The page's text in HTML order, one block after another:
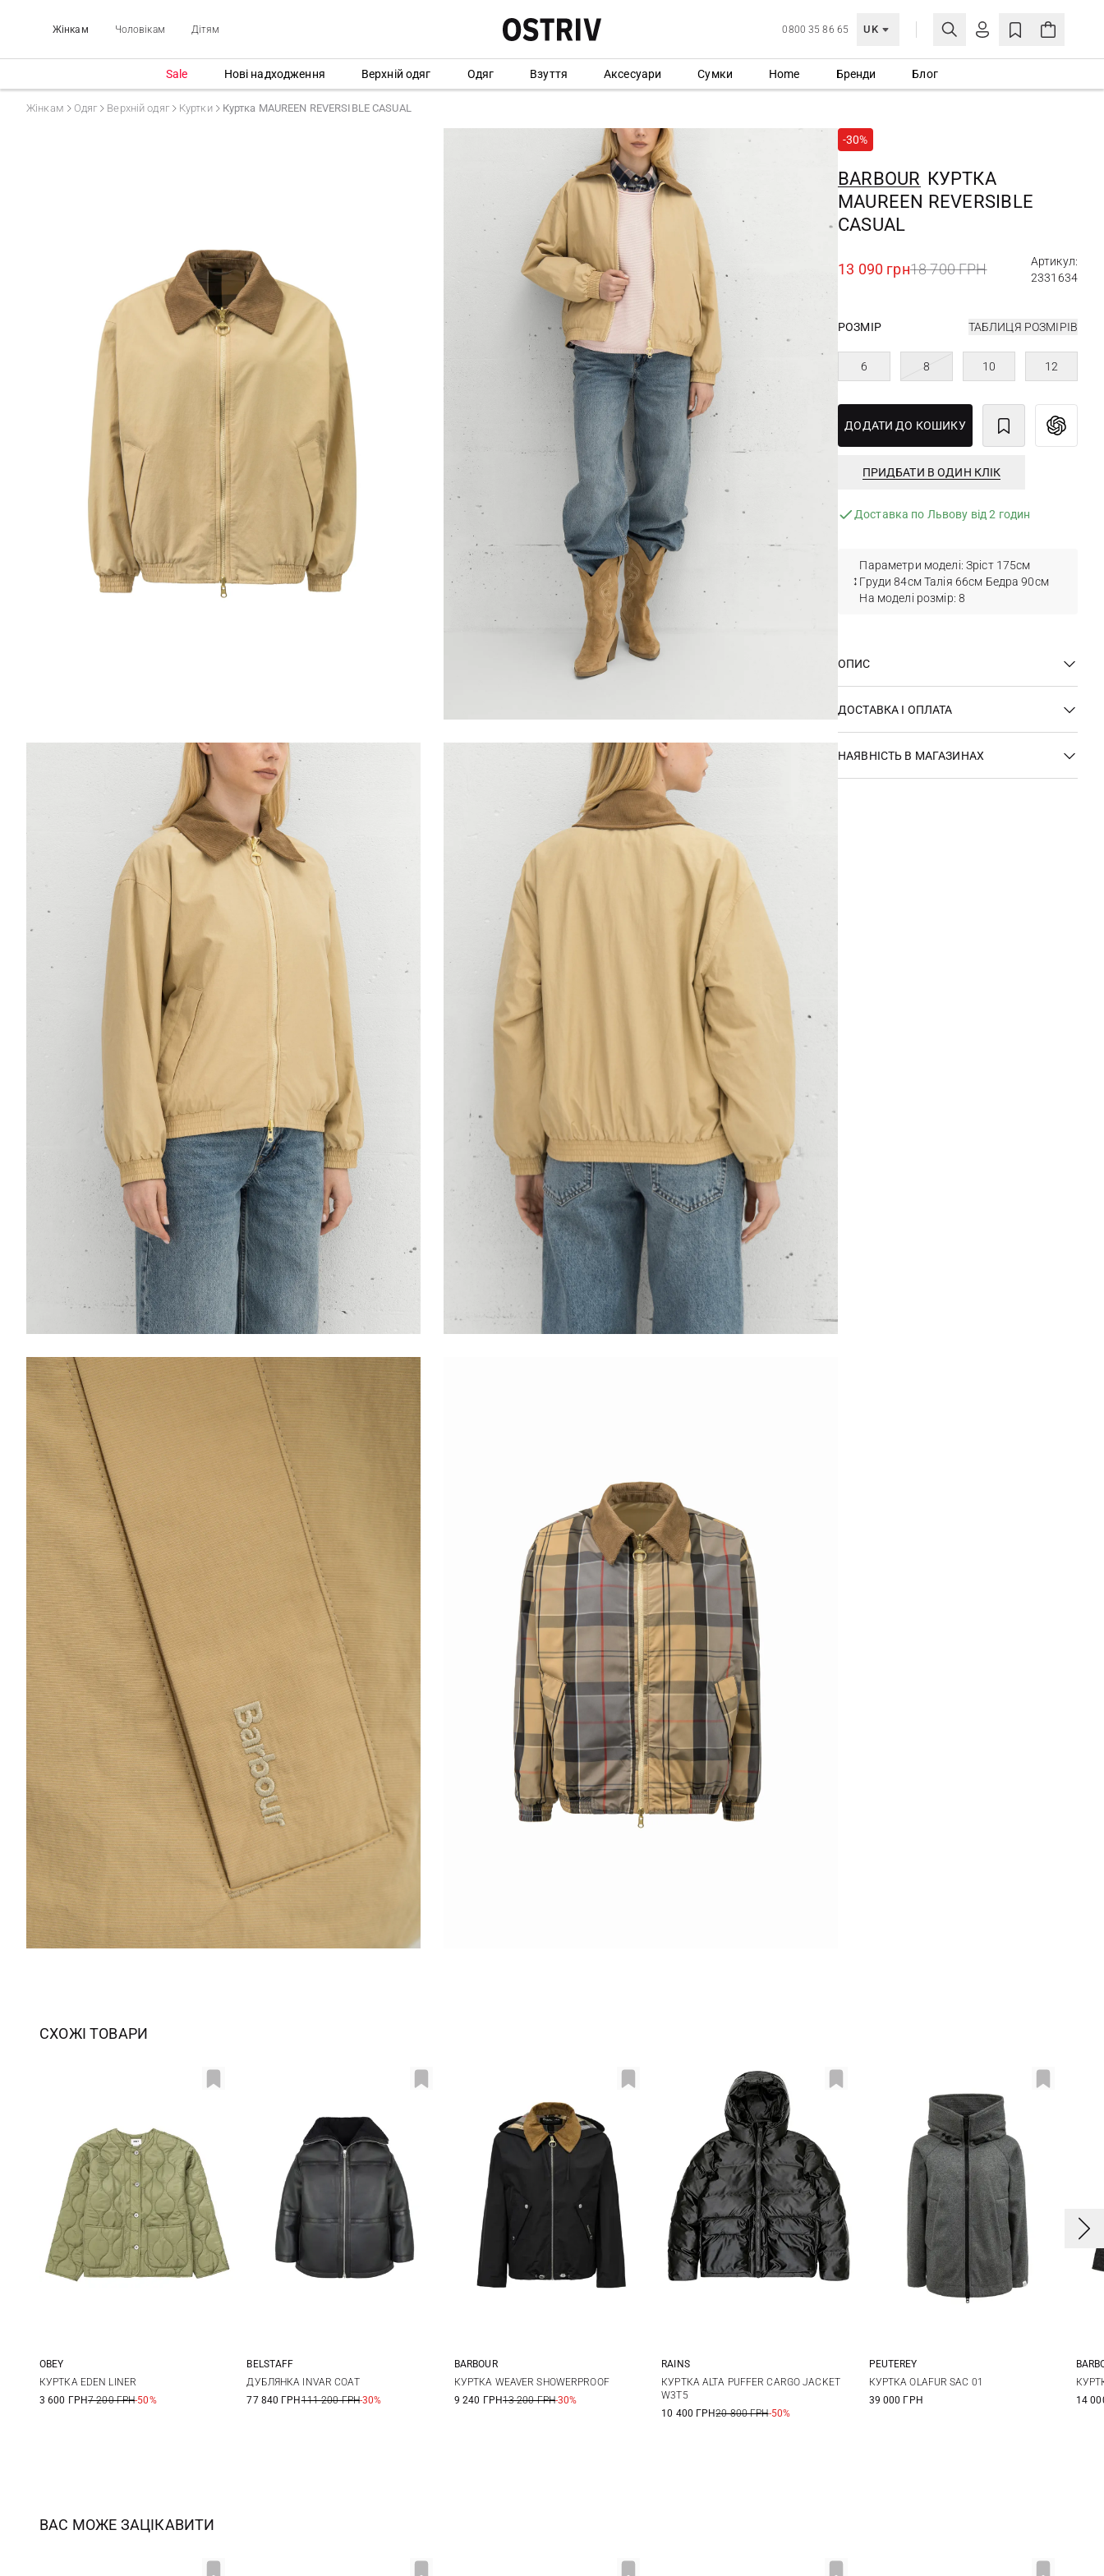
Жінкам Чоловікам Дітям 0800 35 86 65 UK
МОЯ ОБЛІКІВКА
СТВОРИТИ ОБЛІКІВКУ
Sale Нові надходження Верхній одяг Одяг Взуття Аксесуари Сумки Home Бренди Блог
Жінкам Одяг Верхній одяг Куртки Куртка MAUREEN REVERSIBLE CASUAL
-30%
BARBOUR КУРТКА
MAUREEN REVERSIBLE
CASUAL
13 090 грн18 700 ГРН
Артикул:
2331634
РОЗМІР ТАБЛИЦЯ РОЗМІРІВ
6 8 10 12
ДОДАТИ ДО КОШИКУ
ПРИДБАТИ В ОДИН КЛІК
Доставка по Львову від 2 годин
Параметри моделі: Зріст 175см
Груди 84см Талія 66см Бедра 90см
На моделі розмір: 8
ОПИС
ДОСТАВКА І ОПЛАТА
НАЯВНІСТЬ В МАГАЗИНАХ
СХОЖІ ТОВАРИ
XS S
OBEY
КУРТКА EDEN LINER
3 600 ГРН7 200 ГРН-50%
S M
BELSTAFF
ДУБЛЯНКА INVAR COAT
77 840 ГРН111 200 ГРН-30%
8 10 12
BARBOUR
КУРТКА WEAVER SHOWERPROOF
9 240 ГРН13 200 ГРН-30%
XS S M
RAINS
КУРТКА ALTA PUFFER CARGO JACKET
W3T5
10 400 ГРН20 800 ГРН-50%
38 40
PEUTEREY
КУРТКА OLAFUR SAC 01
39 000 ГРН
8
14
ВАС МОЖЕ ЗАЦІКАВИТИ